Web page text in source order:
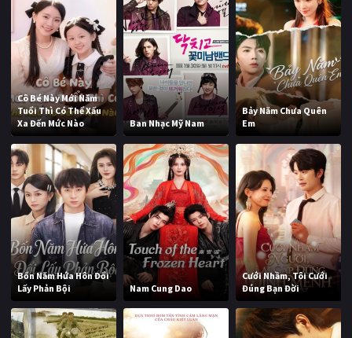
Cô Bé Này Mới Năm
Tuổi Thì Có Thể Xấu
Xa Đến Mức Nào
Ban Nhạc Mỹ Nam
Bảy Năm Chưa Quên
Em
Bốn Năm Hứa Hôn Đổi
Lấy Phản Bội
Nam Cung Dao
Cưới Nhầm, Tôi Cưới
Đúng Bạn Đời